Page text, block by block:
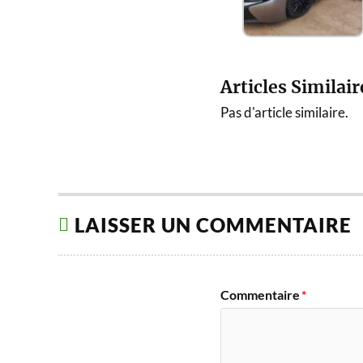
Articles
Pas d'article similaire.
LAISSER UN COMMENTAIRE
Commentaire*